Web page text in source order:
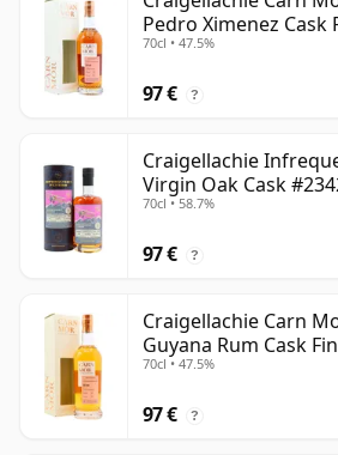
Pedro Ximenez Cask
70cl • 47.5%
97 € ?
Craigellachie
Virgin Oak Cask
70cl • 58.7%
97 € ?
Craigellachie Carn
Guyana Rum Cask
años
70cl • 47.5%
97 € ?